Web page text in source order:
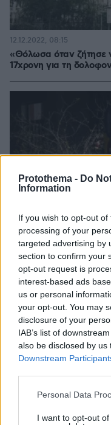
Protothema - Do
Information
If you wish to opt-out
processing of your
targeted advertising by
section to confirm your
opt-out request is
interest-based ads
us or personal
your opt-out. You may
disclosure of your
IAB’s list of
also be disclosed by
Downstream
Please note that this
not limited to your visit
Personal Data
I want to opt-out
«Θόλωσα όταν ζήτησε
17χρονη για τη
12.12.2022, 08:15
Μαρούσι
13.12.2022, 06:25
Thema Insights